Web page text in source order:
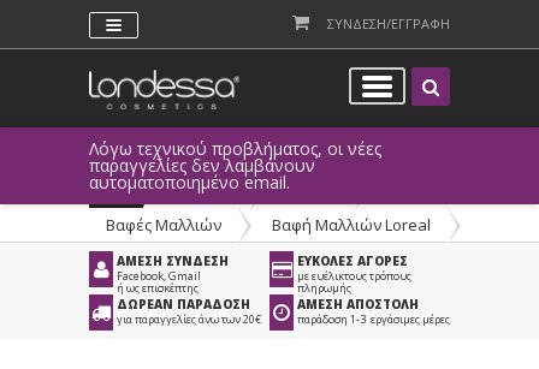
ΣΥΝΔΕΣΗ/ΕΓΓΡΑΦΗ
Λόγω τεχνικού προβλήματος, οι νέες
παραγγελίες δεν λαμβάνουν
αυτοματοποιημένο email.
Προϊόντα > Μαλλιά
Βαφές Μαλλιών
> Βαφή Μαλλιών Loreal
ΑΜΕΣΗ ΣΥΝΔΕΣΗ
Facebook, Gmail
ή ως επισκέπτης
ΕΥΚΟΛΕΣ ΑΓΟΡΕΣ
με ευέλικτους τρόπους
πληρωμής
ΔΩΡΕΑΝ ΠΑΡΑΔΟΣΗ
για παραγγελίες άνω των 20€
ΑΜΕΣΗ ΑΠΟΣΤΟΛΗ
παράδοση 1-3 εργάσιμες μέρες